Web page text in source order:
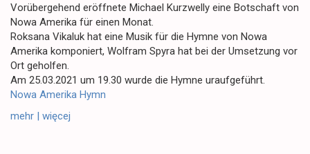
Vorübergehend eröffnete Michael Kurzwelly eine Botschaft von
Nowa Amerika für einen Monat.
Roksana Vikaluk hat eine Musik für die Hymne von Nowa
Amerika komponiert, Wolfram Spyra hat bei der Umsetzung vor
Ort geholfen.
Am 25.03.2021 um 19.30 wurde die Hymne uraufgeführt.
Nowa Amerika Hymn
mehr | więcej